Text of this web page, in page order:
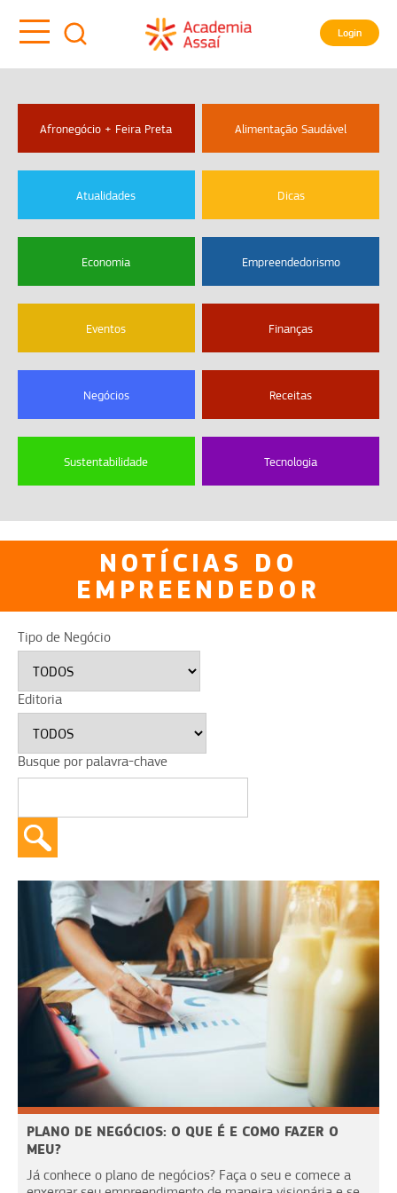
Login
Afronegócio + Feira Preta Alimentação Saudável
Atualidades Dicas
Economia Empreendedorismo
Eventos Finanças
Negócios Receitas
Sustentabilidade Tecnologia
NOTÍCIAS DO
EMPREENDEDOR
Tipo de Negócio
Editoria
Busque por palavra-chave
PLANO DE NEGÓCIOS: O QUE É E COMO FAZER O
MEU?
Já conhece o plano de negócios? Faça o seu e comece a